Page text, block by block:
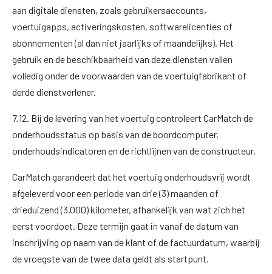
aan digitale diensten, zoals gebruikersaccounts,
voertuigapps, activeringskosten, softwarelicenties of
abonnementen (al dan niet jaarlijks of maandelijks). Het
gebruik en de beschikbaarheid van deze diensten vallen
volledig onder de voorwaarden van de voertuigfabrikant of
derde dienstverlener.
7.12. Bij de levering van het voertuig controleert CarMatch de
onderhoudsstatus op basis van de boordcomputer,
onderhoudsindicatoren en de richtlijnen van de constructeur.
CarMatch garandeert dat het voertuig onderhoudsvrij wordt
afgeleverd voor een periode van drie (3) maanden of
drieduizend (3.000) kilometer, afhankelijk van wat zich het
eerst voordoet. Deze termijn gaat in vanaf de datum van
inschrijving op naam van de klant of de factuurdatum, waarbij
de vroegste van de twee data geldt als startpunt.